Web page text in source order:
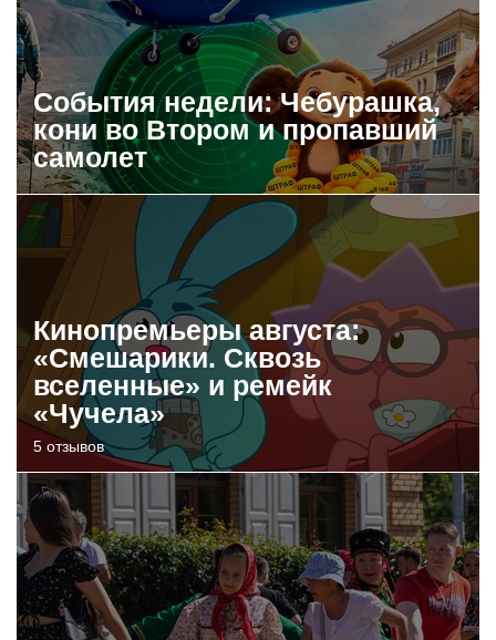
События недели: Чебурашка,
кони во Втором и пропавший
самолет
Кинопремьеры августа:
«Смешарики. Сквозь
вселенные» и ремейк
«Чучела»
5 отзывов